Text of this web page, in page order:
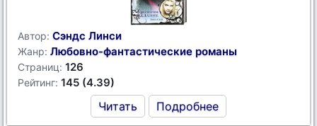
Автор: Сэндс Линси
Жанр: Любовно-фантастические романы
Страниц: 126
Рейтинг: 145 (4.39)
Читать Подробнее